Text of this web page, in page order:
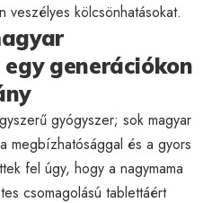
veszélyes kölcsönhatásokat.
generációkon
gyógyszer; sok magyar
megbízhatósággal és a gyors
fel úgy, hogy a nagymama
csomagolású tablettáért